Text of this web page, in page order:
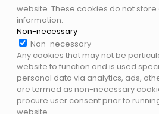
website. These cookies do not
information.
Non-necessary
Non-necessary
Any cookies that may not be
website to function and is used
personal data via analytics, ads,
are termed as non-necessary
procure user consent prior to
website.